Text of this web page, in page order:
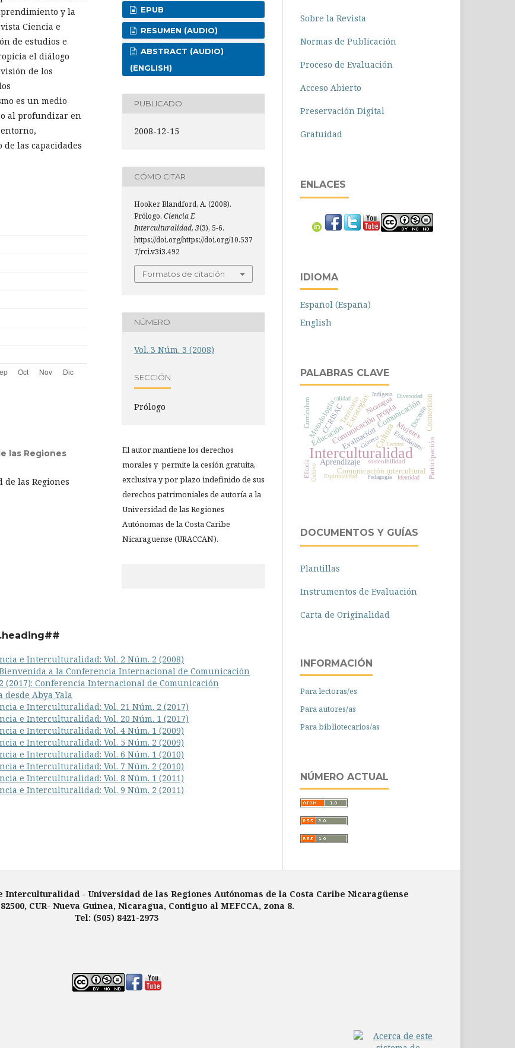
y la
Ciencia e
de estudios e
el diálogo
de los
es un medio
al profundizar en
las capacidades
las Regiones
las Regiones
EPUB
RESUMEN (AUDIO)
ABSTRACT (AUDIO)
(ENGLISH)
PUBLICADO
2008-12-15
CÓMO CITAR
Hooker Blandford, A. (2008).
Prólogo. Ciencia E
Interculturalidad, 3(3), 5-6.
https://doi.org/https://doi.org/10.537
7/rci.v3i3.492
Formatos de citación
NÚMERO
Vol. 3 Núm. 3 (2008)
SECCIÓN
Prólogo
El autor mantiene los derechos
morales y permite la cesión gratuita,
exclusiva y por plazo indefinido de sus
derechos patrimoniales de autoría a la
Universidad de las Regiones
Autónomas de la Costa Caribe
Nicaraguense (URACCAN).
e Interculturalidad: Vol. 2 Núm. 2 (2008)
a la Conferencia Internacional de Comunicación
(2017): Conferencia Internacional de Comunicación
Abya Yala
e Interculturalidad: Vol. 21 Núm. 2 (2017)
e Interculturalidad: Vol. 20 Núm. 1 (2017)
e Interculturalidad: Vol. 4 Núm. 1 (2009)
e Interculturalidad: Vol. 5 Núm. 2 (2009)
e Interculturalidad: Vol. 6 Núm. 1 (2010)
e Interculturalidad: Vol. 7 Núm. 2 (2010)
e Interculturalidad: Vol. 8 Núm. 1 (2011)
e Interculturalidad: Vol. 9 Núm. 2 (2011)
Sobre la Revista
Normas de Publicación
Proceso de Evaluación
Acceso Abierto
Preservación Digital
Gratuidad
ENLACES
IDIOMA
Español (España)
English
PALABRAS CLAVE
Interculturalidad
Cultura
Aprendizaje
Comunicación
Comunicación propia
Estrategias
Evaluación
Educación
Participación
Comunicación intercultural
CCRISAC
Metodología Mujeres
Territorio
Estudiantes
Docente
Nicaragua Cosmovisión
Género
Currículum
sostenibilidad
Espiritualidad Pedagogía
Diversidad
Identidad
Cultivo
Indígena
calidad
Eficacia
Lectura
DOCUMENTOS Y GUÍAS
Plantillas
Instrumentos de Evaluación
Carta de Originalidad
INFORMACIÓN
Para lectoras/es
Para autores/as
Para bibliotecarios/as
NÚMERO ACTUAL
Interculturalidad - Universidad de las Regiones Autónomas de la Costa Caribe Nicaragüense
CUR- Nueva Guinea, Nicaragua, Contiguo al MEFCCA, zona 8.
Tel: (505) 8421-2973